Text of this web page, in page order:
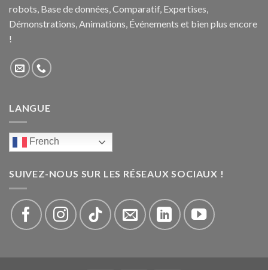
robots, Base de données, Comparatif, Expertises,
Démonstrations, Animations, Événements et bien plus encore
!
LANGUE
French
SUIVEZ-NOUS SUR LES RÉSEAUX SOCIAUX !